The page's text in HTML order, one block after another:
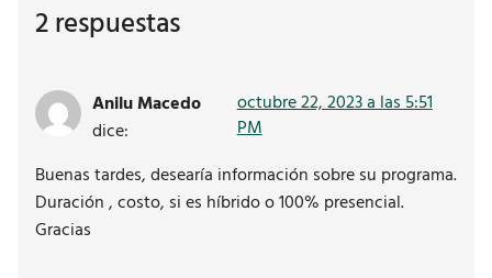
2 respuestas
Anilu Macedo
dice:
octubre 22, 2023 a las 5:51
PM
Buenas tardes, desearía información sobre su programa.
Duración , costo, si es híbrido o 100% presencial.
Gracias